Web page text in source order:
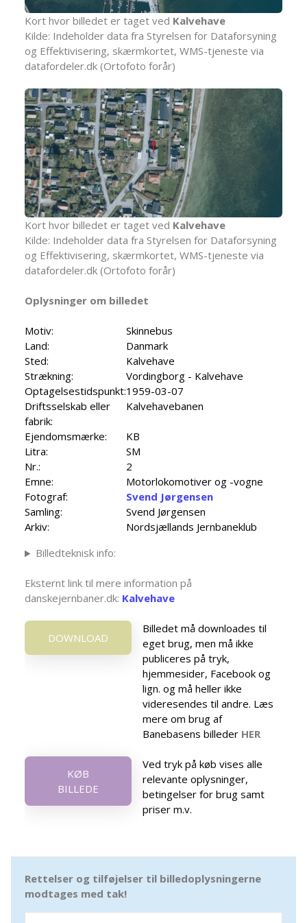
Kort hvor billedet er taget ved Kalvehave
Kilde: Indeholder data fra Styrelsen for Dataforsyning
og Effektivisering, skærmkortet, WMS-tjeneste via
datafordeler.dk (Ortofoto forår)
Kort hvor billedet er taget ved Kalvehave
Kilde: Indeholder data fra Styrelsen for Dataforsyning
og Effektivisering, skærmkortet, WMS-tjeneste via
datafordeler.dk (Ortofoto forår)
Oplysninger om billedet
Motiv:
Skinnebus
Land:
Danmark
Sted:
Kalvehave
Strækning:
Vordingborg - Kalvehave
Optagelsestidspunkt:1959-03-07
Driftsselskab eller
fabrik:
Kalvehavebanen
Ejendomsmærke:
KB
Litra:
SM
Nr.:
2
Emne:
Motorlokomotiver og -vogne
Fotograf:
Svend Jørgensen
Samling:
Svend Jørgensen
Arkiv:
Nordsjællands Jernbaneklub
Billedteknisk info:
Eksternt link til mere information på
danskejernbaner.dk: Kalvehave
DOWNLOAD
Billedet må downloades til
eget brug, men må ikke
publiceres på tryk,
hjemmesider, Facebook og
lign. og må heller ikke
videresendes til andre. Læs
mere om brug af
Banebasens billeder HER
KØB
BILLEDE
Ved tryk på køb vises alle
relevante oplysninger,
betingelser for brug samt
priser m.v.
Rettelser og tilføjelser til billedoplysningerne
modtages med tak!